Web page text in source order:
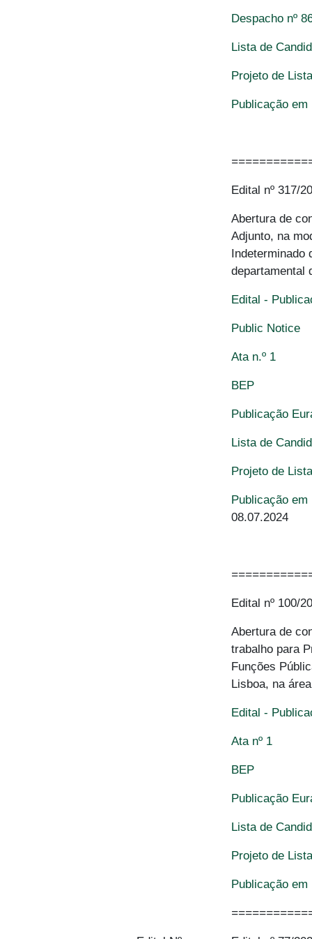
Despacho nº
Lista de
Projeto de
Publicação
Edital nº 317/
Abertura de
Adjunto, na
Indeterminado
departamental
Edital -
Public Notice
Ata n.º 1
BEP
Publicação
Lista de
Projeto de
Publicação
08.07.2024
Edital nº 100/
Abertura de
trabalho para
Funções
Lisboa, na
Edital -
Ata nº 1
BEP
Publicação
Lista de
Projeto de
Publicação